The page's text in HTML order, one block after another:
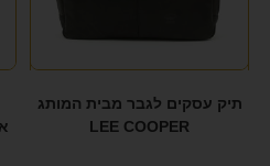
תיק עסקים לגבר מבית המותג
LEE COOPER